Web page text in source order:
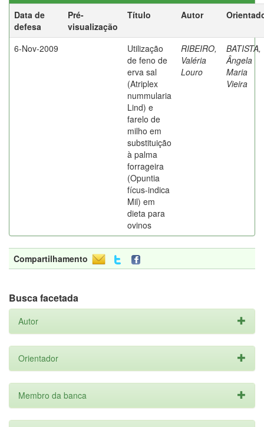
Data de
defesa
Pré-
visualização
Título Autor
6-Nov-2009
Utilização
de feno de
erva sal
(Atriplex
nummularia
Lind) e
farelo de
milho em
substituição
à palma
forrageira
(Opuntia
fícus-indica
Mil) em
dieta para
ovinos
RIBEIRO,
Valéria
Louro
BATISTA,
Ângela
Maria
Vieira
Compartilhamento
Busca facetada
Autor
Orientador
Membro da banca